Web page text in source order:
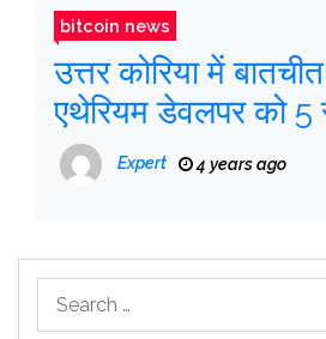
bitcoin news
उत्तर कोरिया में
एथेरियम डेवलपर को
Expert 4 years ago
for: